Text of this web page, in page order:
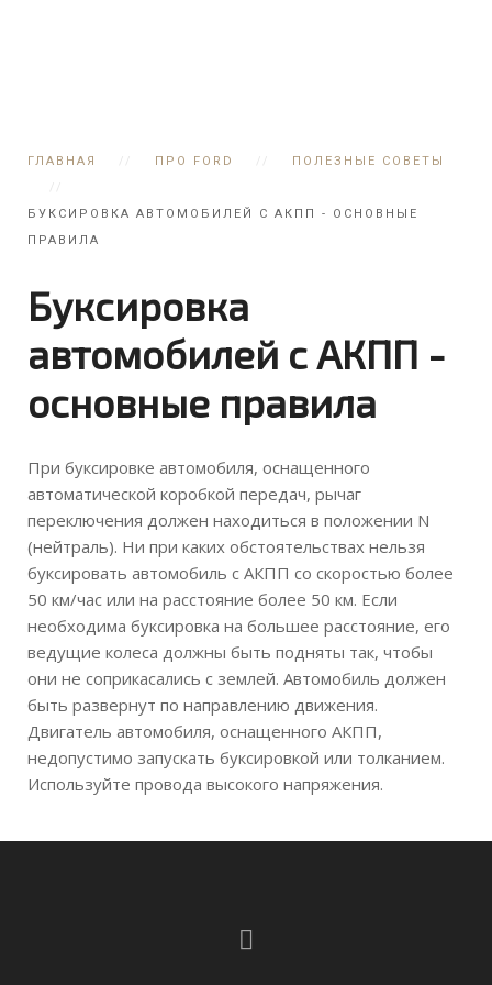
ГЛАВНАЯ ПРО FORD ПОЛЕЗНЫЕ СОВЕТЫ
БУКСИРОВКА АВТОМОБИЛЕЙ С АКПП - ОСНОВНЫЕ
ПРАВИЛА
Буксировка
автомобилей с АКПП -
основные правила
При буксировке автомобиля, оснащенного
автоматической коробкой передач, рычаг
переключения должен находиться в положении N
(нейтраль). Ни при каких обстоятельствах нельзя
буксировать автомобиль с АКПП со скоростью более
50 км/час или на расстояние более 50 км. Если
необходима буксировка на большее расстояние, его
ведущие колеса должны быть подняты так, чтобы
они не соприкасались с землей. Автомобиль должен
быть развернут по направлению движения.
Двигатель автомобиля, оснащенного АКПП,
недопустимо запускать буксировкой или толканием.
Используйте провода высокого напряжения.